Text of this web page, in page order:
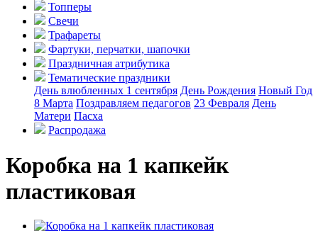
Топперы
Свечи
Трафареты
Фартуки, перчатки, шапочки
Праздничная атрибутика
Тематические праздники
День влюбленных 1 сентября День Рождения Новый Год
8 Марта Поздравляем педагогов 23 Февраля День
Матери Пасха
Распродажа
Коробка на 1 капкейк
пластиковая